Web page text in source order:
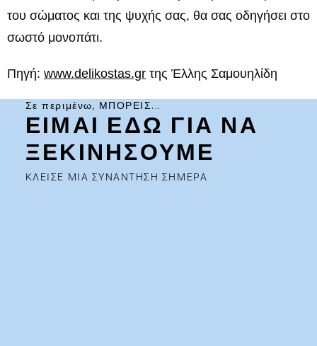
του σώματος και της ψυχής σας, θα σας οδηγήσει στο
σωστό μονοπάτι.
Πηγή: www.delikostas.gr της Έλλης Σαμουηλίδη
Σε περιμένω, ΜΠΟΡΕΙΣ...
ΕΙΜΑΙ ΕΔΩ ΓΙΑ ΝΑ
ΞΕΚΙΝΗΣΟΥΜΕ
ΚΛΕΙΣΕ ΜΙΑ ΣΥΝΑΝΤΗΣΗ ΣΗΜΕΡΑ